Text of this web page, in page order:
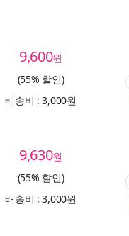
9,600원
(55% 할인)
배송비 : 3,000원
9,630원
(55% 할인)
배송비 : 3,000원